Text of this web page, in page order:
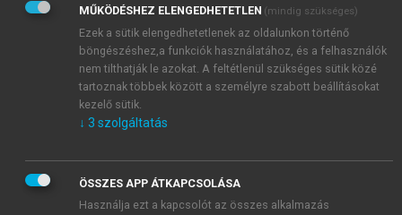
Adatkezelési tájékoztatóbanfoglaltakat tudomásul
veszem és elfogadom.
Általános vásárlási feltételeket, valamint a szotar.netés a
mersz.huoldalak licencszerződéseiben foglaltakat
tudomásul veszem és elfogadom.
KIPRÓBÁLOM
MŰKÖDÉSHEZ ELENGEDHETETLEN (mindig szükséges)
Ezek a sütik elengedhetetlenek az oldalunkon történő
böngészéshez,a funkciók használatához, és a felhasználók
nem tilthatják le azokat. A feltétlenül szükséges sütik közé
tartoznak többek között a személyre szabott beállításokat
kezelő sütik.
↓ 3 szolgáltatás
ÖSSZES APP ÁTKAPCSOLÁSA
Használja ezt a kapcsolót az összes alkalmazás